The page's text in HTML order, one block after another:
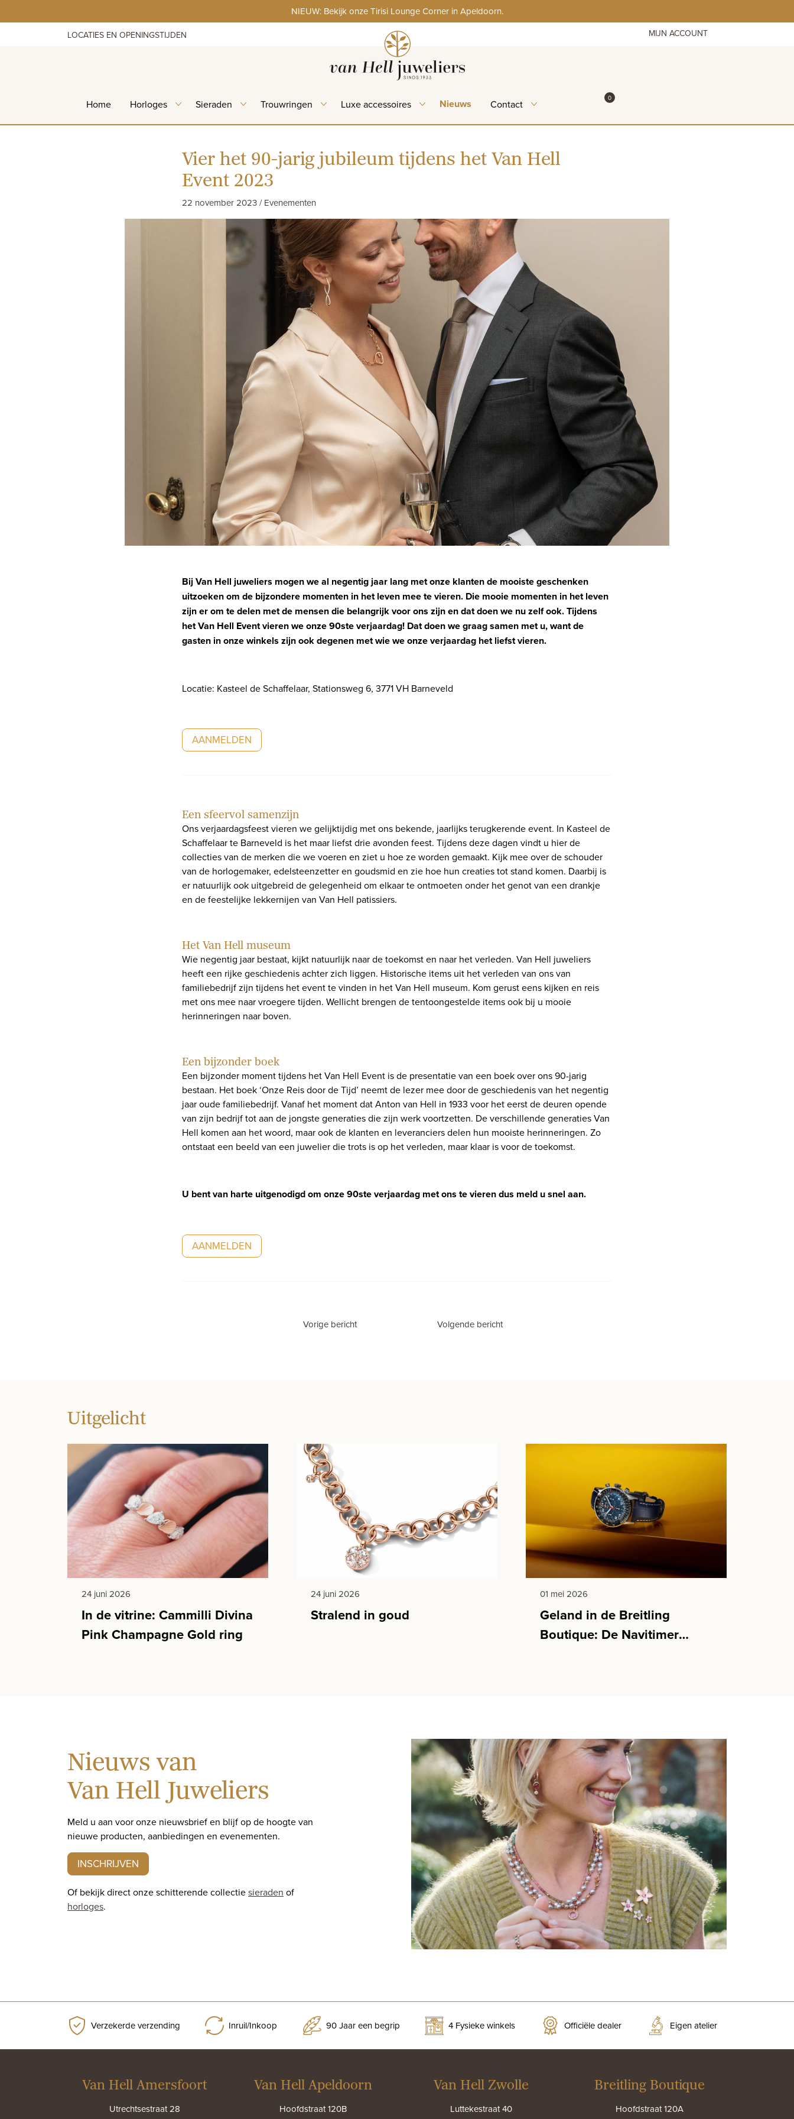
to
NIEUW: Bekijk onze Tirisi Lounge Corner in Apeldoorn.
LOCATIES EN OPENINGSTIJDEN MIJN ACCOUNT
Home Horloges Sieraden Trouwringen Luxe accessoires Nieuws Contact WINKELMAND
0ITEMS IN WINKELMAND
Vier het 90-jarig jubileum tijdens het Van Hell
Event 2023
22 november 2023 / Evenementen
Bij Van Hell juweliers mogen we al negentig jaar lang met onze klanten de mooiste geschenken
uitzoeken om de bijzondere momenten in het leven mee te vieren. Die mooie momenten in het leven
zijn er om te delen met de mensen die belangrijk voor ons zijn en dat doen we nu zelf ook. Tijdens
het Van Hell Event vieren we onze 90ste verjaardag! Dat doen we graag samen met u, want de
gasten in onze winkels zijn ook degenen met wie we onze verjaardag het liefst vieren.
Locatie: Kasteel de Schaffelaar, Stationsweg 6, 3771 VH Barneveld
AANMELDEN
Een sfeervol samenzijn
Ons verjaardagsfeest vieren we gelijktijdig met ons bekende, jaarlijks terugkerende event. In Kasteel de
Schaffelaar te Barneveld is het maar liefst drie avonden feest. Tijdens deze dagen vindt u hier de
collecties van de merken die we voeren en ziet u hoe ze worden gemaakt. Kijk mee over de schouder
van de horlogemaker, edelsteenzetter en goudsmid en zie hoe hun creaties tot stand komen. Daarbij is
er natuurlijk ook uitgebreid de gelegenheid om elkaar te ontmoeten onder het genot van een drankje
en de feestelijke lekkernijen van Van Hell patissiers.
Het Van Hell museum
Wie negentig jaar bestaat, kijkt natuurlijk naar de toekomst en naar het verleden. Van Hell juweliers
heeft een rijke geschiedenis achter zich liggen. Historische items uit het verleden van ons van
familiebedrijf zijn tijdens het event te vinden in het Van Hell museum. Kom gerust eens kijken en reis
met ons mee naar vroegere tijden. Wellicht brengen de tentoongestelde items ook bij u mooie
herinneringen naar boven.
Een bijzonder boek
Een bijzonder moment tijdens het Van Hell Event is de presentatie van een boek over ons 90-jarig
bestaan. Het boek ‘Onze Reis door de Tijd’ neemt de lezer mee door de geschiedenis van het negentig
jaar oude familiebedrijf. Vanaf het moment dat Anton van Hell in 1933 voor het eerst de deuren opende
van zijn bedrijf tot aan de jongste generaties die zijn werk voortzetten. De verschillende generaties Van
Hell komen aan het woord, maar ook de klanten en leveranciers delen hun mooiste herinneringen. Zo
ontstaat een beeld van een juwelier die trots is op het verleden, maar klaar is voor de toekomst.
U bent van harte uitgenodigd om onze 90ste verjaardag met ons te vieren dus meld u snel aan.
AANMELDEN
Vorige bericht Volgende bericht
Uitgelicht
24 juni 2026
In de vitrine: Cammilli Divina
Pink Champagne Gold ring
24 juni 2026
Stralend in goud
01 mei 2026
Geland in de Breitling
Boutique: De Navitimer
Nieuws van
Van Hell Juweliers
Meld u aan voor onze nieuwsbrief en blijf op de hoogte van
nieuwe producten, aanbiedingen en evenementen.
INSCHRIJVEN
Of bekijk direct onze schitterende collectiesieraden of
horloges.
Verzekerde verzending Inruil/Inkoop 90 Jaar een begrip 4 Fysieke winkels Officiële dealer Eigen atelier
Van Hell Amersfoort
Utrechtsestraat 28
Van Hell Apeldoorn
Hoofdstraat 120B
Van Hell Zwolle
Luttekestraat 40
Breitling Boutique
Hoofdstraat 120A